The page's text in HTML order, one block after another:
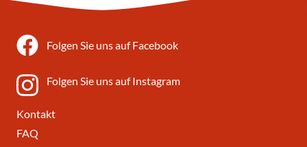
Folgen Sie uns auf Facebook
Folgen Sie uns auf Instagram
Kontakt
FAQ